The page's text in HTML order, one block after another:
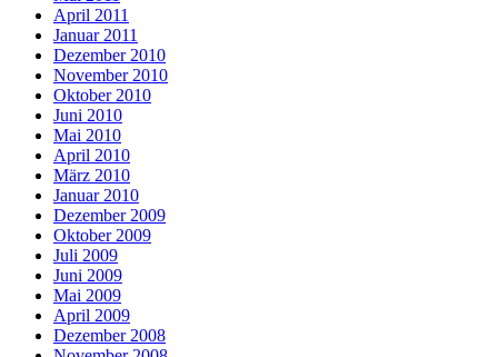
April 2011
Januar 2011
Dezember 2010
November 2010
Oktober 2010
Juni 2010
Mai 2010
April 2010
März 2010
Januar 2010
Dezember 2009
Oktober 2009
Juli 2009
Juni 2009
Mai 2009
April 2009
Dezember 2008